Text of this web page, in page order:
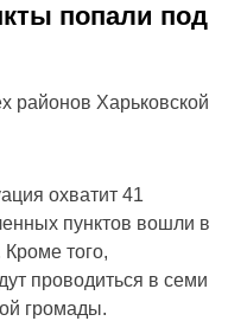
попали под
районов Харьковской
охватит 41
пунктов вошли в
того,
проводиться в семи
громады.